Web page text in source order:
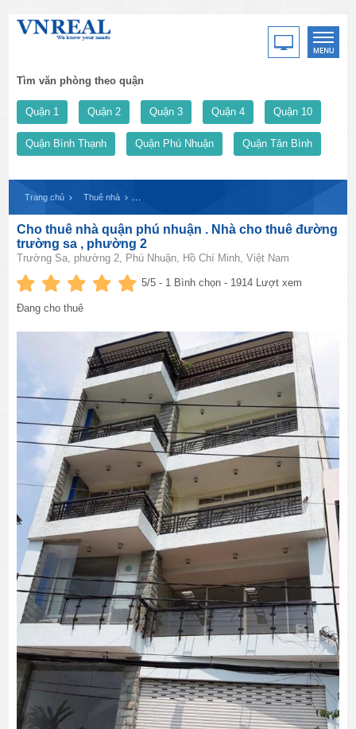
Tìm văn phòng theo quận
Quận 1 Quận 2 Quận 3 Quận 4 Quận 10
Quận Bình Thạnh Quận Phú Nhuận Quận Tân Bình
Trang chủ Thuê nhà
Cho thuê nhà quận phú nhuận . Nhà cho thuê đường
trường sa , phường 2
Trường Sa, phường 2, Phú Nhuận, Hồ Chí Minh, Việt Nam
5/5 - 1 Bình chọn - 1914 Lượt xem
Đang cho thuê